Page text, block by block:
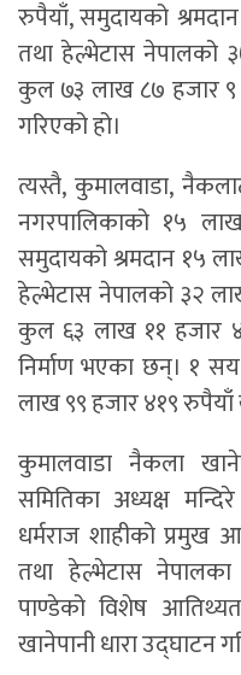
रुपैयाँ, समुदायको
तथा हेल्भेटास नेपालको
कुल ७३ लाख ८७ हजार ९
गरिएको हो।
त्यस्तै, कुमालवाडा,
नगरपालिकाको १५
समुदायको श्रमदान १५
हेल्भेटास नेपालको ३२
कुल ६३ लाख ११ हजार
निर्माण भएका छन्। १ सय
लाख ९९ हजार ४१९
कुमालवाडा नैकला
समितिका अध्यक्ष
धर्मराज शाहीको प्रमुख
तथा हेल्भेटास
पाण्डेको विशेष
खानेपानी धारा उद्घाटन